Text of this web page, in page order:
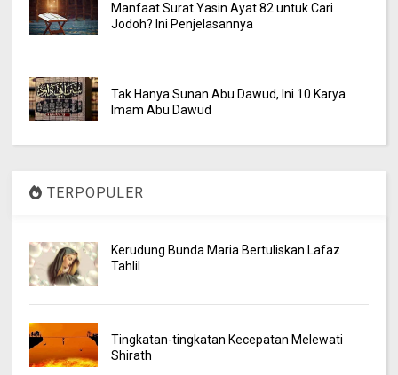
Manfaat Surat Yasin Ayat 82 untuk Cari
Jodoh? Ini Penjelasannya
Tak Hanya Sunan Abu Dawud, Ini 10 Karya
Imam Abu Dawud
TERPOPULER
Kerudung Bunda Maria Bertuliskan Lafaz
Tahlil
Tingkatan-tingkatan Kecepatan Melewati
Shirath